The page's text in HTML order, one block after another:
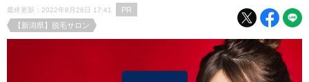
最終更新：2022年8月26日 17:41
PR
【新潟県】脱毛サロン